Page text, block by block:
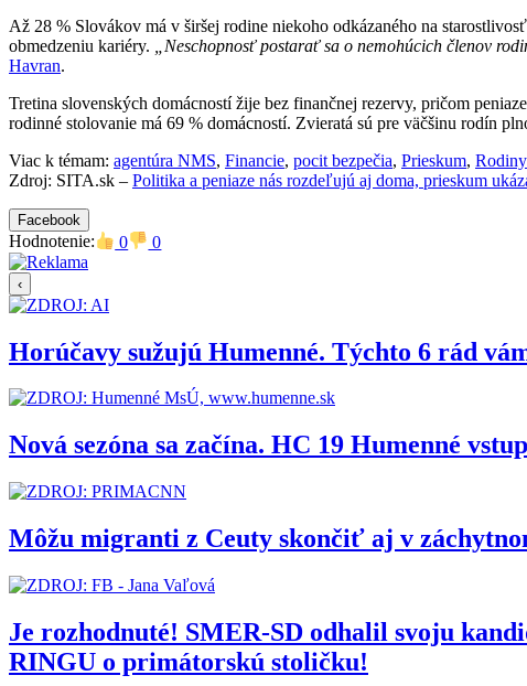
Až 28 % Slovákov má v širšej rodine niekoho odkázaného na
obmedzeniu kariéry.
„Neschopnosť postarať sa o nemohúcich členov
Havran.
Tretina slovenských domácností žije bez finančnej rezervy, pričom
rodinné stolovanie má 69 % domácností. Zvieratá sú pre väčšinu rodín
Viac k témam: agentúra NMS, Financie, pocit bezpečia, Prieskum, Rodiny
Zdroj: SITA.sk – Politika a peniaze nás rozdeľujú aj doma, prieskum
Facebook
Hodnotenie: 0 0
‹
Horúčavy sužujú Humenné. Týchto 6 rád
Nová sezóna sa začína. HC 19 Humenné
Môžu migranti z Ceuty skončiť aj v
Je rozhodnuté! SMER-SD odhalil svoju
RINGU o primátorskú stoličku!